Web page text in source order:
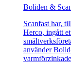
Boliden &
Scanfast har,
Herco, ingått
använder